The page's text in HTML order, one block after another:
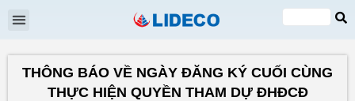
VI
EN
THÔNG BÁO VỀ NGÀY ĐĂNG KÝ CUỐI CÙNG
THỰC HIỆN QUYỀN THAM DỰ ĐHĐCĐ